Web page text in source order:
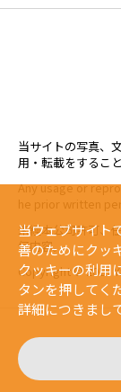
当サイトの写真、
用・転載をするこ
Any usage or
he prior written
未經本公司許可、
何内容。
Copyright © 2015
当ウェブサイト
善のためにクッ
クッキーの利用
タンを押してく
詳細につきまし